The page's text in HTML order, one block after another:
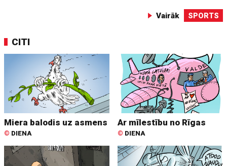
Vairāk SPORTS
CITI
Miera balodis uz asmens
© DIENA
Ar mīlestību no Rīgas
© DIENA